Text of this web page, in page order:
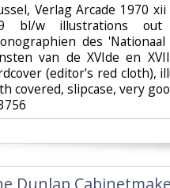
Verlag Arcade 1970
bl/w illustrations
des
van de XVIde en
(editor's red cloth),
covered, slipcase, very